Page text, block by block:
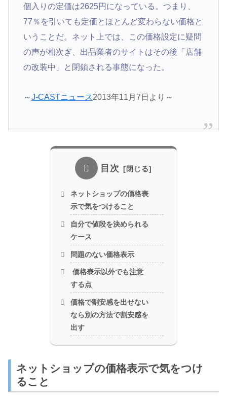
個入りの定価は2625円になっている。つまり、
77％を引いても定価とほとんど変わらない価格と
いうことだ。ネット上では、この価格設定に疑問
の声が相次ぎ、出品業者のサイトはその後「店舗
の改装中」と閉鎖される事態になった。
～J-CASTニュース2013年11月7日より～
目次
ネットショップの価格表
示で気をつけること
自分で値段を決められる
ケース
問題のない価格表示
価格表示以外でも注意
する点
価格で割安感を出せない
なら別の方法で割安感を
出す
ネットショップの価格表示で気をつけ
ること